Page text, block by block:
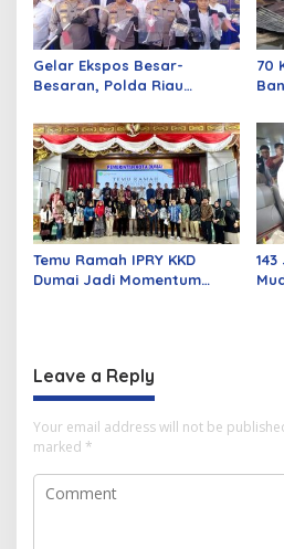
Gelar Ekspos Besar-
Besaran, Polda Riau
Curat, Curas, dan
Curanmor
70
Temu Ramah IPRY KKD
Dumai Jadi Momentum
Leave a Reply
Your email address will not be
marked *